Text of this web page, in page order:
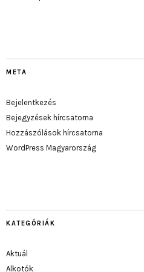
META
Bejelentkezés
Bejegyzések hírcsatorna
Hozzászólások hírcsatorna
WordPress Magyarország
KATEGÓRIÁK
Aktuál
Alkotók